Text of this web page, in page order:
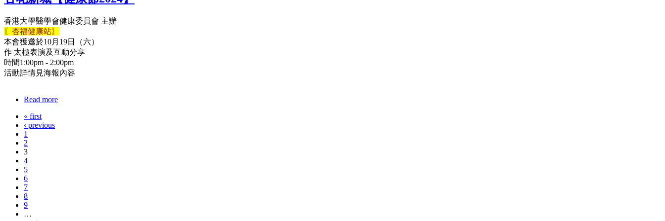
香港大學醫學會健康委員會 主辦
〖杏福健康站〗
本會獲邀於10月19日（六）
作 太極表演及互動分享
時間1:00pm - 2:00pm
活動詳情見海報內容
Read more
« first
‹ previous
1
2
3
4
5
6
7
8
9
…